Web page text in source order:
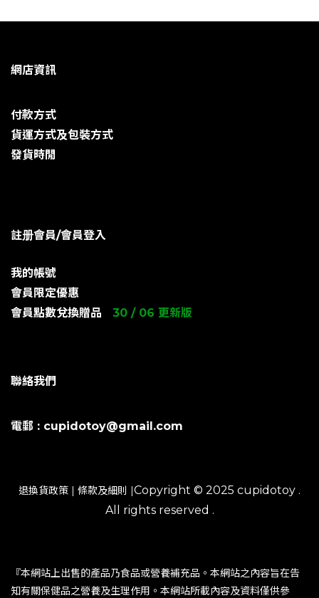
網店資訊
付款方式
貨運方式及包裝方式
發貨時閒
註册會員/會員登入
我的帳號
會員限定優惠
會員點數兌換贈品
30 / 06 更新版
聯絡我們
電郵 : cupidotoy@gmail.com
退換貨政策 | 條款及細則 |Copyright © 2025 cupidotoy .
All rights reserved .
『本網站上出售的產品乃食品或營養補充品。本網站之內容旨在告
知有關保健品之營養及生理作用。本網站所載內容及資料僅供參